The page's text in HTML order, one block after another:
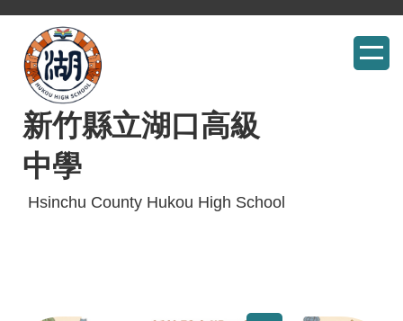
新竹縣立湖口高級
中學
Hsinchu County Hukou High School